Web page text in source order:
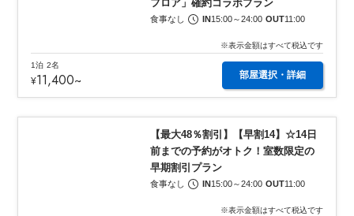
フロア」確約コラボプラン
食事なし IN15:00～24:00 OUT11:00
※表示金額はすべて税込です
1泊 2名
¥11,400~ 部屋選択・詳細
【最大48％割引】【早割14】☆14日
前までの予約がオトク！室数限定の
早期割引プラン
食事なし IN 15:00～24:00 OUT11:00
1/7
※表示金額はすべて税込です